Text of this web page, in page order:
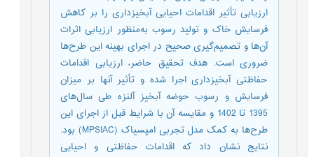
ارزیابی تأثیر اقدامات احیایی آبخیزداری را بر کاهش
فرسایش خاک و تولید رسوب به‌منظور ارزیابی اثرات
آن‌ها و تصمیم‌گیری صحیح در اجرای بهینه این طرح‌ها
ضروری است. هدف تحقیق حاضر، ارزیابی اقدامات
حفاظتی آبخیزداری اجرا شده و تأثیر آن­ها بر میزان
فرسایش و رسوب حوضه آبخیز آلنزه طی سال‌های
1395 تا 1402 و مقایسه آن با شرایط قبل از اجرای این
طرح‌ها به کمک مدل تجربی امپسیاک (MPSIAC) بود.
نتایج نشان داد که اقدامات حفاظتی و احیایی